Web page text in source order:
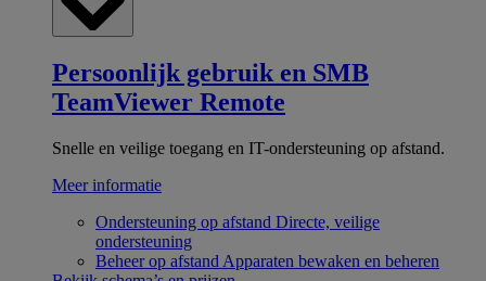
Persoonlijk gebruik en SMB
TeamViewer Remote
Snelle en veilige toegang en IT-ondersteuning op afstand.
Meer informatie
Ondersteuning op afstand Directe, veilige
ondersteuning
Beheer op afstand Apparaten bewaken en beheren